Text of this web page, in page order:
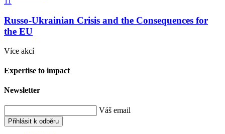
Russo-Ukrainian Crisis and the Consequences for
the EU
Více akcí
Expertise to impact
Newsletter
Váš email
Přihlásit k odběru